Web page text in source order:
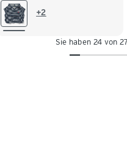
98/104 +2
Sie haben 24 von